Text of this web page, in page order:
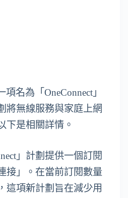
名為「OneConnect」
將無線服務與家庭上網
下是相關詳情。
」計劃提供一個訂閱
接」。在當前訂閱數量
這項新計劃旨在減少用